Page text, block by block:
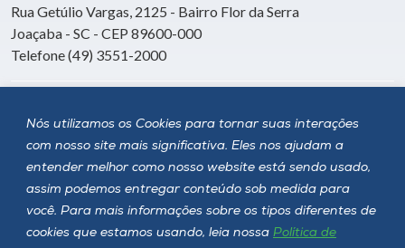
Nós utilizamos os Cookies para tornar suas interações
com nosso site mais significativa. Eles nos ajudam a
entender melhor como nosso website está sendo usado,
assim podemos entregar conteúdo sob medida para
você. Para mais informações sobre os tipos diferentes de
cookies que estamos usando, leia nossa Política de
Rua Getúlio Vargas, 2125 - Bairro Flor da Serra
Joaçaba - SC - CEP 89600-000
Telefone (49) 3551-2000
Siga a Unoesc